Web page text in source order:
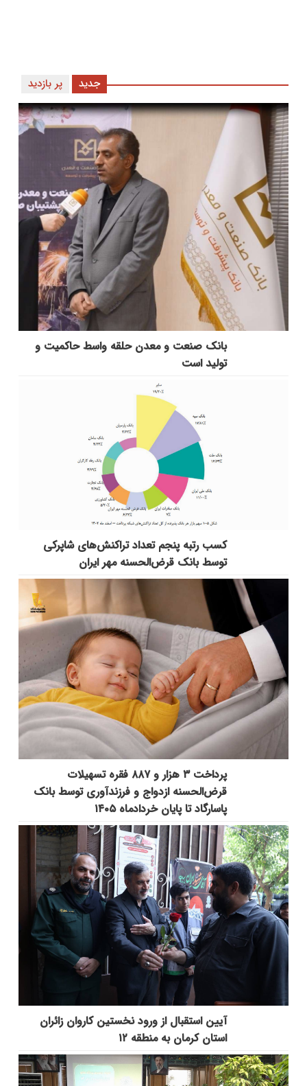
پر بازدید جدید
بانك صنعت و معدن حلقه واسط حاكمیت و
تولید است
کسب رتبه پنجم تعداد تراکنش‌های شاپرکی
توسط بانک قرض‌الحسنه مهر ایران
پرداخت ۳ هزار و ۸۸۷ فقره تسهیلات
قرض‌الحسنه ازدواج و فرزندآوری توسط بانک
پاسارگاد تا پایان خردادماه ۱۴۰۵
آیین استقبال از ورود نخستین کاروان زائران
استان کرمان به منطقه ۱۲